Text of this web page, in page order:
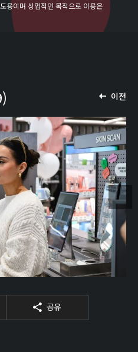
용이며 상업적인 목적으로 이용은
이전
공유